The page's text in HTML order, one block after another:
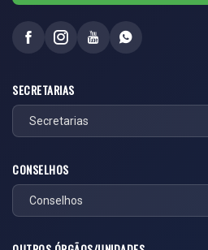
SECRETARIAS
CONSELHOS